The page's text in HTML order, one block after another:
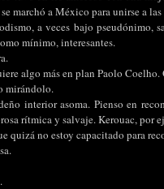
marchó a México para unirse a
a veces bajo pseudónimo,
mínimo, interesantes.
algo más en plan Paolo Coelho.
mirándolo.
interior asoma. Pienso en
rítmica y salvaje. Kerouac, por
quizá no estoy capacitado para